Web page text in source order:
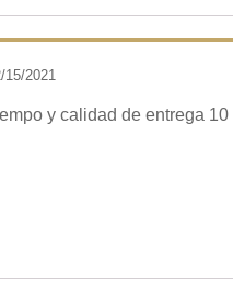
15/2021
y calidad de entrega